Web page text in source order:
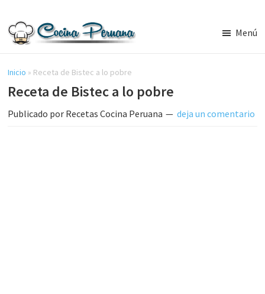
contenido
lateral
principal
Cocina
Peruana,
Recetas
de
Comida
Menú
Inicio » Receta de Bistec a lo pobre
Receta de Bistec a lo pobre
Publicado por Recetas Cocina Peruana deja un comentario